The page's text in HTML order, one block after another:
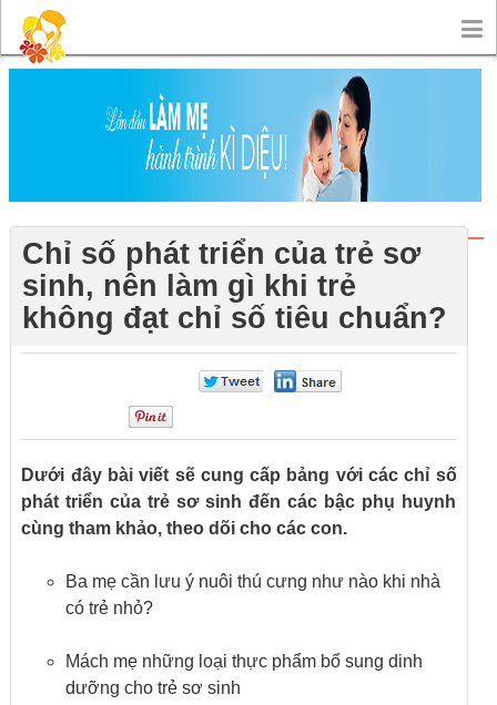
Chỉ số phát triển của trẻ sơ
sinh, nên làm gì khi trẻ
không đạt chỉ số tiêu chuẩn?
0
Dưới đây bài viết sẽ cung cấp bảng với các chỉ số
phát triển của trẻ sơ sinh đến các bậc phụ huynh
cùng tham khảo, theo dõi cho các con.
Ba mẹ cần lưu ý nuôi thú cưng như nào khi nhà
có trẻ nhỏ?
Mách mẹ những loại thực phẩm bổ sung dinh
dưỡng cho trẻ sơ sinh